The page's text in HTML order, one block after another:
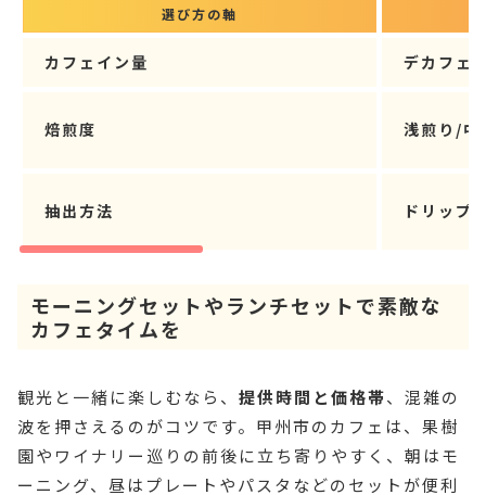
選び方の軸
カフェイン量 デカフェ/
焙煎度 浅煎り/中
抽出方法 ドリップ/
モーニングセットやランチセットで素敵な
カフェタイムを
観光と一緒に楽しむなら、 提供時間と価格帯、混雑の
波を押さえるのがコツです。甲州市のカフェは、果樹
園やワイナリー巡りの前後に立ち寄りやすく、朝はモ
ーニング、昼はプレートやパスタなどのセットが便利